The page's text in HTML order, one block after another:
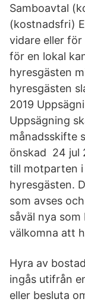
Samboavtal
(kostnadsfri)
vidare eller för
för en lokal
hyresgästen
hyresgästen
2019
Uppsägning
månadsskifte
önskad 24 jul
till motparten
hyresgästen.
som avses
såväl nya
välkomna att
Hyra av
ingås utifrån
eller besluta